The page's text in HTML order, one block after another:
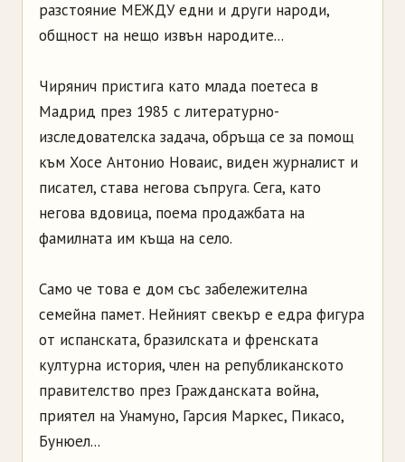
разстояние МЕЖДУ едни и други народи,
общност на нещо извън народите...
Чирянич пристига като млада поетеса в
Мадрид през 1985 с литературно-
изследователска задача, обръща се за помощ
към Хосе Антонио Новаис, виден журналист и
писател, става негова съпруга. Сега, като
негова вдовица, поема продажбата на
фамилната им къща на село.
Само че това е дом със забележителна
семейна памет. Нейният свекър е едра фигура
от испанската, бразилската и френската
културна история, член на републиканското
правителство през Гражданската война,
приятел на Унамуно, Гарсия Маркес, Пикасо,
Бунюел...